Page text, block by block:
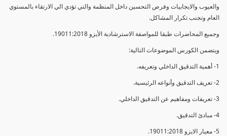
والعيوب والايجابيات وفرص التحسين داخل المنظمة والتي تؤدي الي الارتقاء بالمستوي
العام وتجنب تكرار المشاكل.
وجميع المحاضرات طبقا للمواصفة الاسترشادية الأيزو 19011:2018.
ويتضمن الكورس الموضوعات التالية:
1- أهمية التدقيق الداخلي وتعريفه.
2- تعريف التدقيق وأنواعه الرئيسية.
3- تعريفات ومفاهيم عن التدقيق الداخلي.
4- مبادئ التدقيق.
5- معيار الايزو 19011:2018.